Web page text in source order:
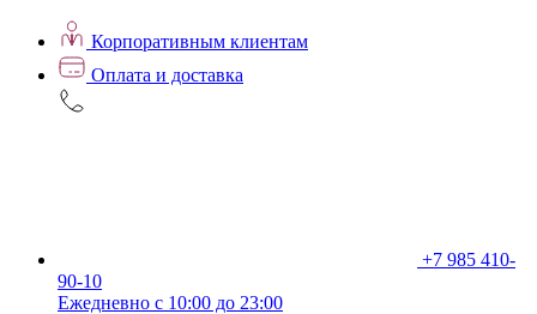
Корпоративным клиентам
Оплата и доставка
+7 985 410-
90-10
Ежедневно с 10:00 до 23:00